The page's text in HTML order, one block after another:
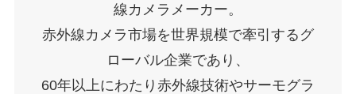
線カメラメーカー。
赤外線カメラ市場を世界規模で牽引するグ
ローバル企業であり、
60年以上にわたり赤外線技術やサーモグラ